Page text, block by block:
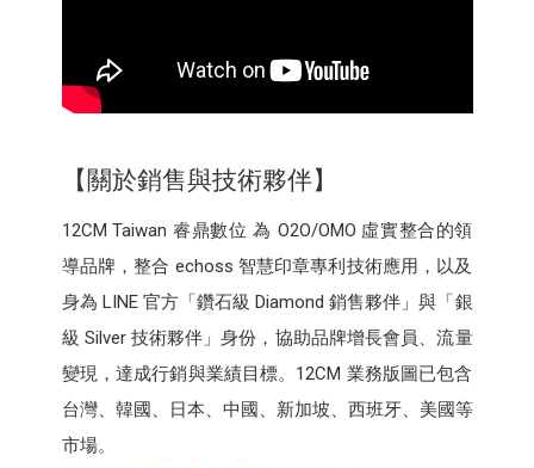
【關於銷售與技術夥伴】
12CM Taiwan 睿鼎數位 為 O2O/OMO 虛實整合的領
導品牌，整合 echoss 智慧印章專利技術應用，以及
身為 LINE 官方「鑽石級 Diamond 銷售夥伴」與「銀
級 Silver 技術夥伴」身份，協助品牌增長會員、流量
變現，達成行銷與業績目標。12CM 業務版圖已包含
台灣、韓國、日本、中國、新加坡、西班牙、美國等
市場。